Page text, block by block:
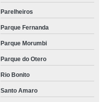
Parelheiros
Parque Fernanda
Parque Morumbi
Parque do Otero
Rio Bonito
Santo Amaro